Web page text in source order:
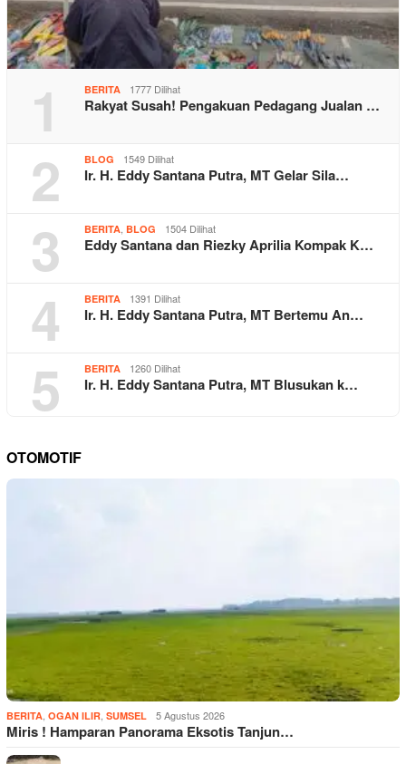
1 BERITA 1777 Dilihat
Rakyat Susah! Pengakuan Pedagang Jualan …
2 BLOG 1549 Dilihat
Ir. H. Eddy Santana Putra, MT Gelar Sila…
3 BERITA BLOG 1504 Dilihat
Eddy Santana dan Riezky Aprilia Kompak K…
4 BERITA 1391 Dilihat
Ir. H. Eddy Santana Putra, MT Bertemu An…
5 BERITA 1260 Dilihat
Ir. H. Eddy Santana Putra, MT Blusukan k…
OTOMOTIF
BERITA OGAN ILIR SUMSEL 5 Agustus 2026
Miris ! Hamparan Panorama Eksotis Tanjun…